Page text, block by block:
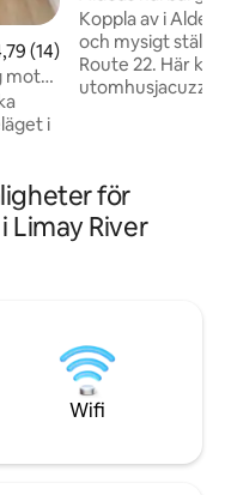
av 5 i genomsnittligt
(14)
mot
i
mot
en
av
Koppla av i
och mysigt ställe
Route 22. Här kan
utomhusjacuzzin
köpcentrum. Det
för
Limay River
Wifi